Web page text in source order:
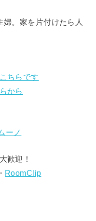
。家を片付けたら人
ちらです
から
ーノ
歓迎！
・ RoomClip